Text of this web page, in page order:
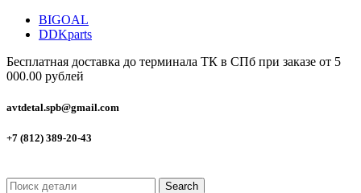
BIGOAL
DDKparts
Бесплатная доставка до терминала ТК в СПб при заказе от 5
000.00 рублей
avtdetal.spb@gmail.com
+7 (812) 389-20-43
Search